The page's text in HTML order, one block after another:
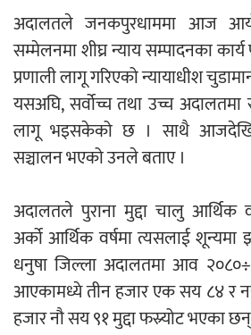
बलियो र जीवन्त
हिस्सा : नियोग
प्रेस काउन्सिल सदस्य
जनमत पत्रकार संघ
परियोजना सकिनै
सहुलियत ऋण लिने
अदालतले जनकपुरधाममा आज
सम्मेलनमा शीघ्र न्याय सम्पादनका
प्रणाली लागू गरिएको न्यायाधीश
यसअघि, सर्वोच्च तथा उच्च अदालतमा
लागू भइसकेको छ । साथै आजदेखि
सञ्चालन भएको उनले बताए ।
अदालतले पुराना मुद्दा चालु आर्थिक
अर्को आर्थिक वर्षमा त्यसलाई शून्यमा
धनुषा जिल्ला अदालतमा आव
आएकामध्ये तीन हजार एक सय ८४ र
हजार नौ सय ९१ मुद्दा फस्र्योट भएका